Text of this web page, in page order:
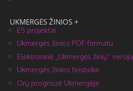
UKMERGĖS ŽINIOS +
ES projektai
Ukmergės žinios PDF formatu
Elektroninė „Ukmergės žinių” versija
Ukmergės žinios feisbuke
Orų prognozė Ukmergėje